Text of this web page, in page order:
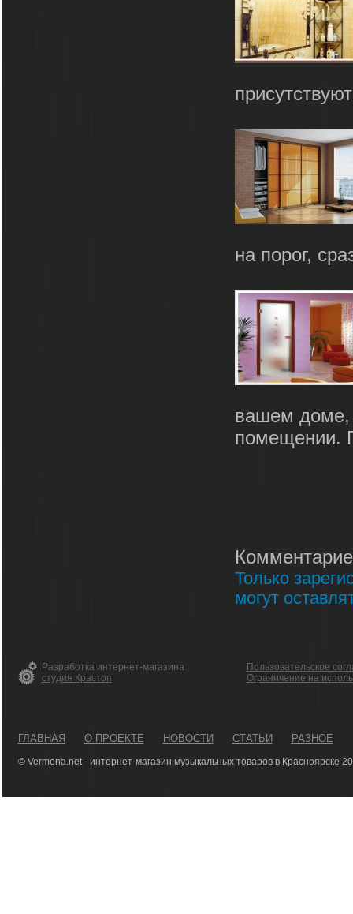
на порог,
вашем
помещении.
Только
могут
Разработка интернет-магазина
студия Крастоп
Пользовательское
Ограничение на
ГЛАВНАЯ О ПРОЕКТЕ НОВОСТИ СТАТЬИ РАЗНОЕ
© Vermona.net - интернет-магазин музыкальных товаров в Красноярске